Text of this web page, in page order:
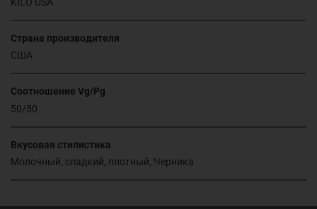
Страна производителя
США
Соотношение Vg/Pg
50/50
Вкусовая стилистика
Молочный, сладкий, плотный, Черника